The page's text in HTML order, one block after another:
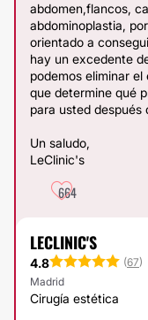
abdomen,flancos,
abdominoplastia,
orientado a
hay un excedente
podemos eliminar
que determine qué
para usted después
Un saludo,
LeClinic's
664
LECLINIC'S
4.8 (67)
Madrid
Cirugía estética